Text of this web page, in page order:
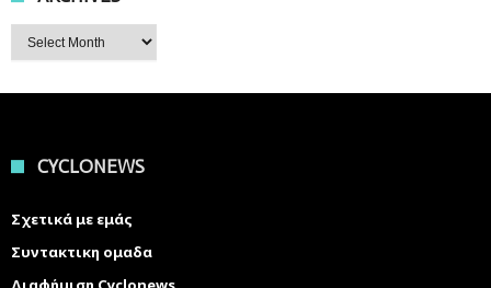
Archives
CYCLONEWS
Σχετικά με εμάς
Συντακτικη ομαδα